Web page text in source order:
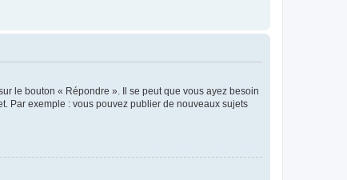
le bouton « Répondre ». Il se peut que vous ayez besoin
Par exemple : vous pouvez publier de nouveaux sujets